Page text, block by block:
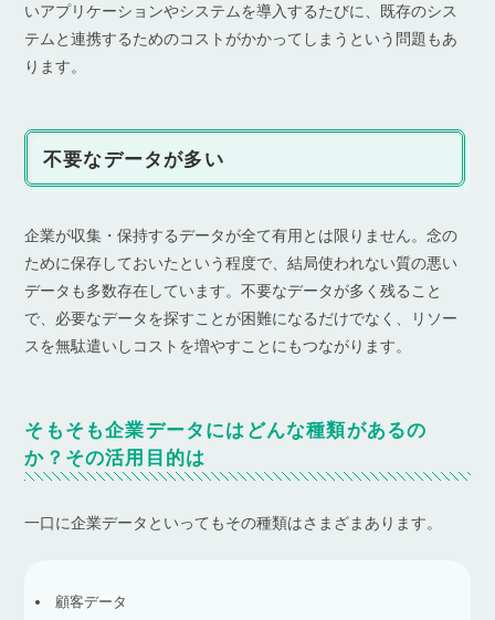
いアプリケーションやシステムを導入するたびに、既存のシス
テムと連携するためのコストがかかってしまうという問題もあ
ります。
不要なデータが多い
企業が収集・保持するデータが全て有用とは限りません。念の
ために保存しておいたという程度で、結局使われない質の悪い
データも多数存在しています。不要なデータが多く残ること
で、必要なデータを探すことが困難になるだけでなく、リソー
スを無駄遣いしコストを増やすことにもつながります。
そもそも企業データにはどんな種類があるの
か？その活用目的は
一口に企業データといってもその種類はさまざまあります。
顧客データ